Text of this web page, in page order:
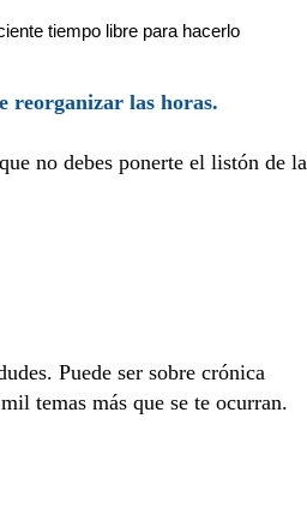
tiempo libre para hacerlo
reorganizar las horas.
no debes ponerte el listón de la
Puede ser sobre crónica
temas más que se te ocurran.